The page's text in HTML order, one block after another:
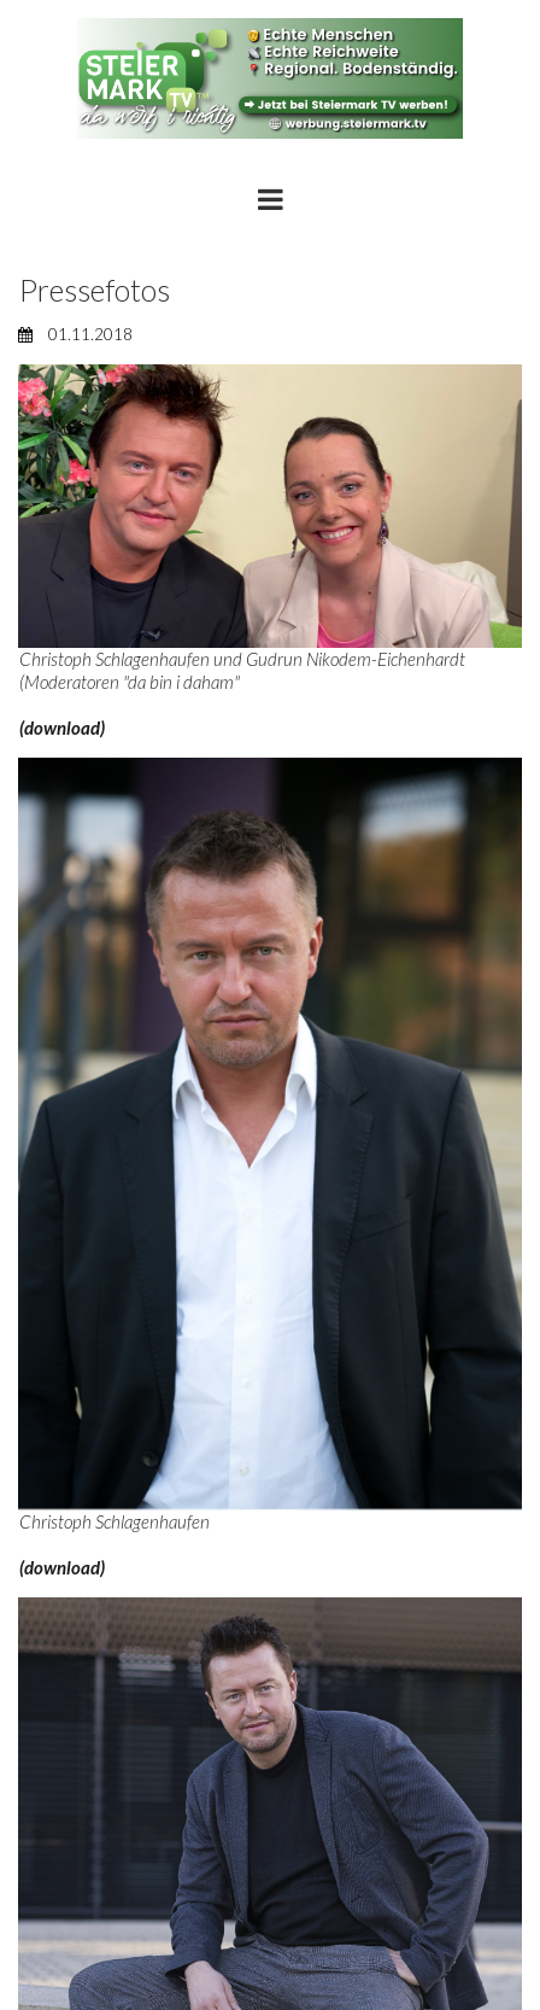
Pressefotos
01.11.2018
Christoph Schlagenhaufen und Gudrun Nikodem-Eichenhardt
(Moderatoren "da bin i daham"
(download)
Christoph Schlagenhaufen
(download)